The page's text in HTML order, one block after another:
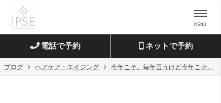
電話で予約 ネットで予約
ブログ ヘアケア・エイジング 今年こそ。毎年言うけど今年こそ。
MENU